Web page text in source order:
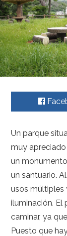
Un parque
muy
un
un santuario.
usos múltiples
iluminación. El
caminar, ya
Puesto que